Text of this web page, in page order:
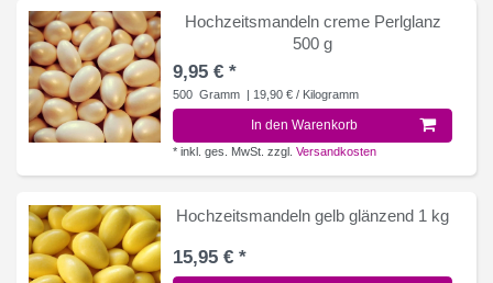
Hochzeitsmandeln creme Perlglanz
500 g
9,95 € *
500 Gramm | 19,90 € / Kilogramm
In den Warenkorb
*inkl. ges. MwSt. zzgl.Versandkosten
Hochzeitsmandeln gelb glänzend 1 kg
15,95 € *